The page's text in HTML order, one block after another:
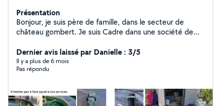
Présentation
Bonjour, je suis père de famille, dans le secteur de
château gombert. Je suis Cadre dans une société de
N'hésitez pas si vous voulez de l'aide. Cdt
Dernier avis laissé par Danielle : 3/5
Il y a plus de 6 mois
Pas répondu